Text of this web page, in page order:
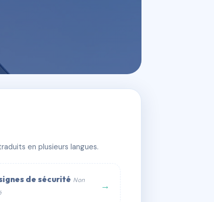
en plusieurs langues.
de sécurité Non
→